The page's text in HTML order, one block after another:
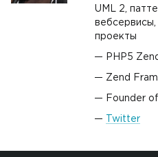
UML 2,
проекты
PHP5
Zend
Founder of
Twitter